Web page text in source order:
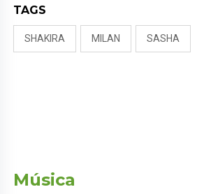
TAGS
SHAKIRA MILAN SASHA
Música